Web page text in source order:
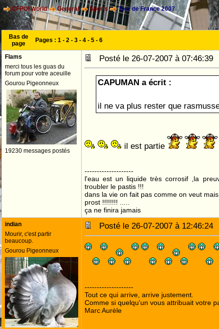
CFPOI World General Sports Tour de France 2007
Bas de
page
Pages : 1 - 2 - 3 - 4 - 5 - 6
Flams
merci tous les guas du
forum pour votre aceuille
Gourou Pigeonneux
19230 messages postés
Posté le 26-07-2007 à
CAPUMAN a écrit :
il ne va plus rester que
il est partie
--------------------
l'eau est un liquide très corrosif ,la
troubler le pastis !!!
dans la vie on fait pas comme on veut
prost !!!!!!!! .....
ça ne finira jamais
indian
Mourir, c'est partir
beaucoup.
Gourou Pigeonneux
Posté le 26-07-2007 à
--------------------
Tout ce qui arrive, arrive justement.
Comme si quelqu'un vous attribuait votre
Marc Aurèle